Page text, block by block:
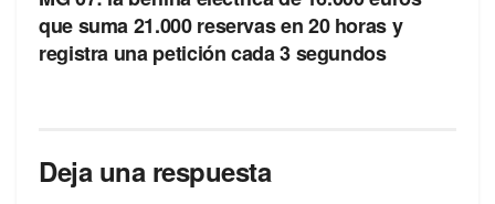
que suma 21.000 reservas en 20 horas y
registra una petición cada 3 segundos
Deja una respuesta